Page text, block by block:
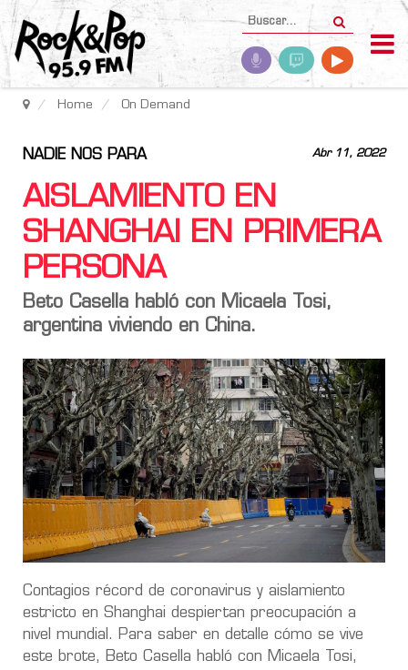
Home On Demand
Abr 11, 2022
NADIE NOS PARA
AISLAMIENTO EN
SHANGHAI EN PRIMERA
PERSONA
Beto Casella habló con Micaela Tosi,
argentina viviendo en China.
Contagios récord de coronavirus y aislamiento
estricto en Shanghai despiertan preocupación a
nivel mundial. Para saber en detalle cómo se vive
este brote, Beto Casella habló con Micaela Tosi,